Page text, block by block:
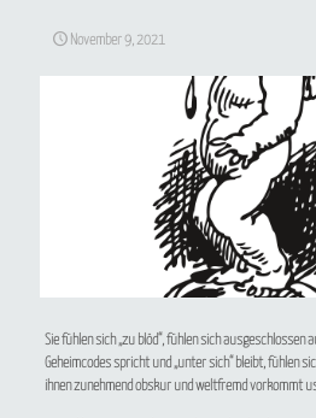
November 9, 2021
Sie fühlen sich „zu blöd“, fühlen sich ausgeschlossen
Geheimcodes spricht und „unter sich“ bleibt, fühlen
ihnen zunehmend obskur und weltfremd vorkommt